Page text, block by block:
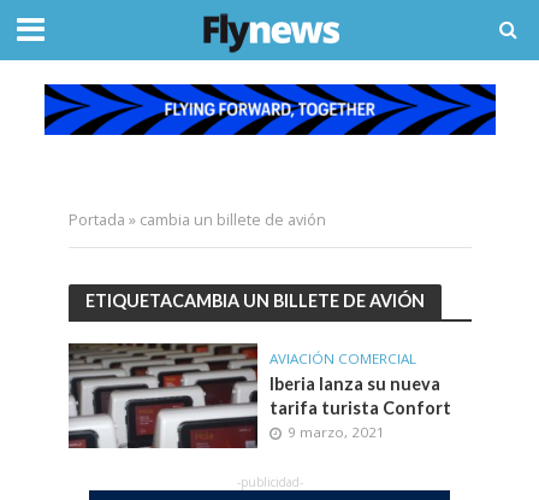
Portada » cambia un billete de avión
ETIQUETACAMBIA UN BILLETE DE AVIÓN
AVIACIÓN COMERCIAL
Iberia lanza su nueva
tarifa turista Confort
9 marzo, 2021